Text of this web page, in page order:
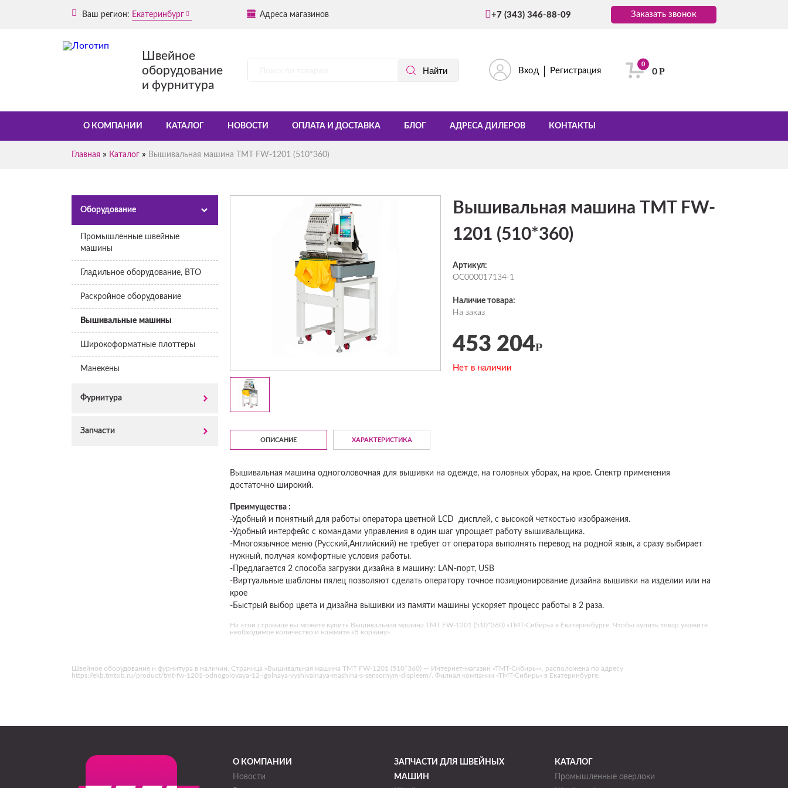
Ваш регион: Екатеринбург Адреса магазинов +7 (343) 346-88-09 Заказать звонок
Швейное
оборудование
и фурнитура
Вход Регистрация
0
0Р
О КОМПАНИИ КАТАЛОГ НОВОСТИ ОПЛАТА И ДОСТАВКА БЛОГ АДРЕСА ДИЛЕРОВ КОНТАКТЫ
Главная » Каталог » Вышивальная машина TMT FW-1201 (510*360)
Оборудование
Промышленные швейные
машины
Гладильное оборудование, ВТО
Раскройное оборудование
Вышивальные машины
Широкоформатные плоттеры
Манекены
Фурнитура
Запчасти
Вышивальная машина TMT FW-
1201 (510*360)
Артикул:
ОС000017134-1
Наличие товара:
На заказ
453 204Р
Нет в наличии
ОПИСАНИЕ ХАРАКТЕРИСТИКА
Вышивальная машина одноголовочная для вышивки на одежде, на головных уборах, на крое. Спектр применения
достаточно широкий.
Преимущества :
-Удобный и понятный для работы оператора цветной LCD дисплей, с высокой четкостью изображения.
-Удобный интерфейс с командами управления в один шаг упрощает работу вышивальщика.
-Многоязычное меню (Русский,Английский) не требует от оператора выполнять перевод на родной язык, а сразу выбирает
нужный, получая комфортные условия работы.
-Предлагается 2 способа загрузки дизайна в машину: LAN-порт, USB
-Виртуальные шаблоны пялец позволяют сделать оператору точное позиционирование дизайна вышивки на изделии или на
крое
-Быстрый выбор цвета и дизайна вышивки из памяти машины ускоряет процесс работы в 2 раза.
На этой странице вы можете купить Вышивальная машина TMT FW-1201 (510*360) «ТМТ-Сибирь» в Екатеринбурге. Чтобы купить товар укажите
необходимое количество и нажмите «В корзину».
Швейное оборудование и фурнитура в наличии. Страница «Вышивальная машина TMT FW-1201 (510*360) — Интернет-магазин «ТМТ-Сибирь»», расположена по адресу
https://ekb.tmtsib.ru/product/tmt-fw-1201-odnogolovaya-12-igolnaya-vyshivalnaya-mashina-s-sensornym-displeem/. Филиал компании «ТМТ-Сибирь» в Екатеринбурге.
О КОМПАНИИ
Новости
ЗАПЧАСТИ ДЛЯ ШВЕЙНЫХ
МАШИН
КАТАЛОГ
Промышленные оверлоки